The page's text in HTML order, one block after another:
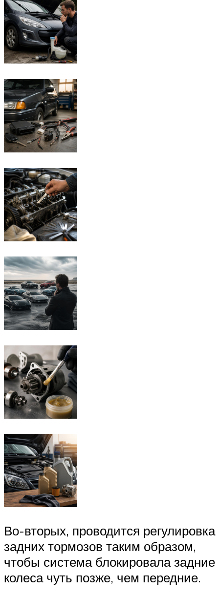
Во-вторых, проводится регулировка
задних тормозов таким образом,
чтобы система блокировала задние
колеса чуть позже, чем передние.